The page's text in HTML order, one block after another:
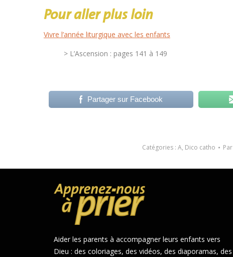
Pour aller plus loin
Vivre l’année liturgique avec les enfants
> L’Ascension : pages 141 à 149
Partager sur Facebook
Catégories : A, Dico catho Par
Aider les parents à accompagner leurs enfants vers
Dieu : des coloriages, des vidéos, des diaporamas, des